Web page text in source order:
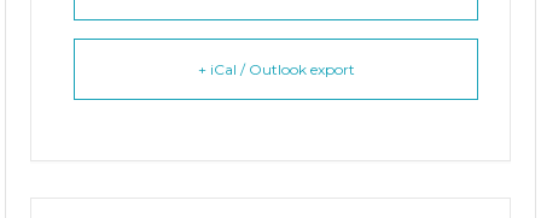
+ iCal / Outlook export